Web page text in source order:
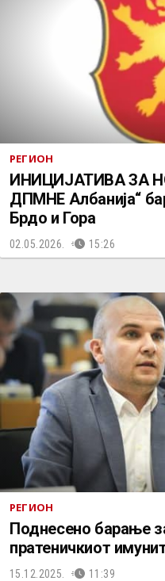
РЕГИОН
ИНИЦИЈАТИВА ЗА
ДПМНЕ Албанија“
Брдо и Гора
02.05.2026. 15:26
РЕГИОН
Поднесено барање
пратеничкиот
15.12.2025. 11:39